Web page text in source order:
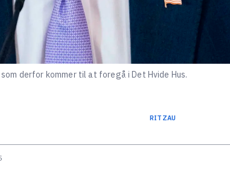
derfor kommer til at foregå i Det Hvide Hus.
RITZAU